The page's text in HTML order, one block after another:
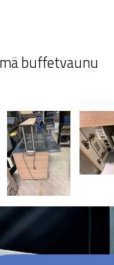
buffetvaunu